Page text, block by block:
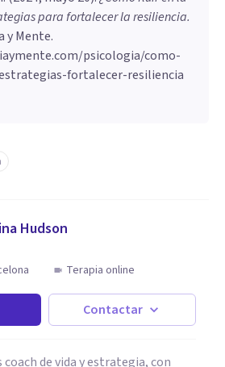
para fortalecer la resiliencia.
y Mente.
psicologia/como-
fortalecer-resiliencia
Hudson
Terapia online
Contactar
coach de vida y estrategia, con